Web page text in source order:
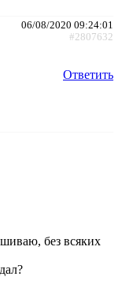
06/08/2020 09:24:01
#2807632
Ответить
без всяких